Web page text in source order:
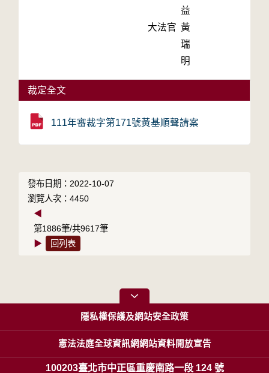
益
大法官 黃
瑞
明
裁定全文
111年審裁字第171號黃基順聲請案
發布日期：2022-10-07
瀏覽人次：4450
◀
第1886筆/共9617筆
▶
回列表
隱私權保護及網站安全政策
憲法法庭全球資訊網網站資料開放宣告
100203臺北市中正區重慶南路一段 124 號